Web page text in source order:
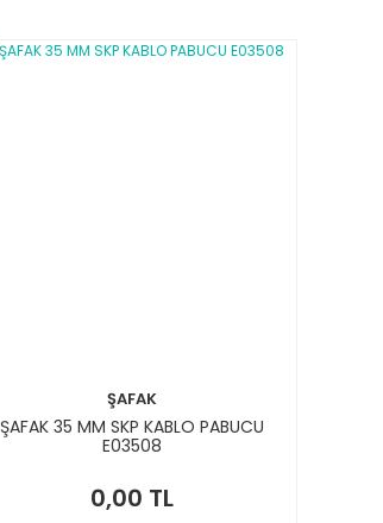
ŞAFAK
ŞAFAK 35 MM SKP KABLO PABUCU
E03508
0,00 TL